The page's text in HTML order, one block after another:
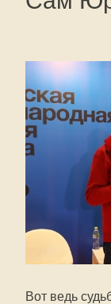
Вот ведь